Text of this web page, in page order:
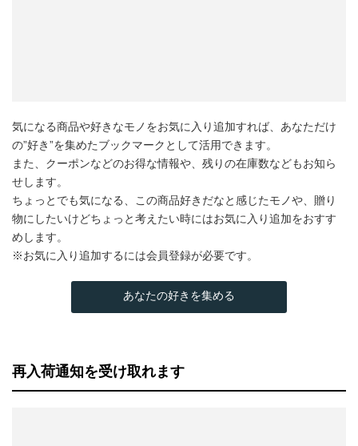
気になる商品や好きなモノをお気に入り追加すれば、あなただけ
の”好き”を集めたブックマークとして活用できます。
また、クーポンなどのお得な情報や、残りの在庫数などもお知ら
せします。
ちょっとでも気になる、この商品好きだなと感じたモノや、贈り
物にしたいけどちょっと考えたい時にはお気に入り追加をおすす
めします。
※お気に入り追加するには会員登録が必要です。
あなたの好きを集める
再入荷通知を受け取れます